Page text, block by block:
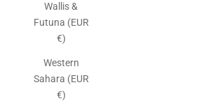
Wallis &
Futuna (EUR
€)
Western
Sahara (EUR
€)